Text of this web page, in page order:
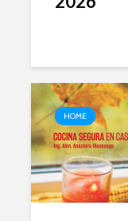
HOME